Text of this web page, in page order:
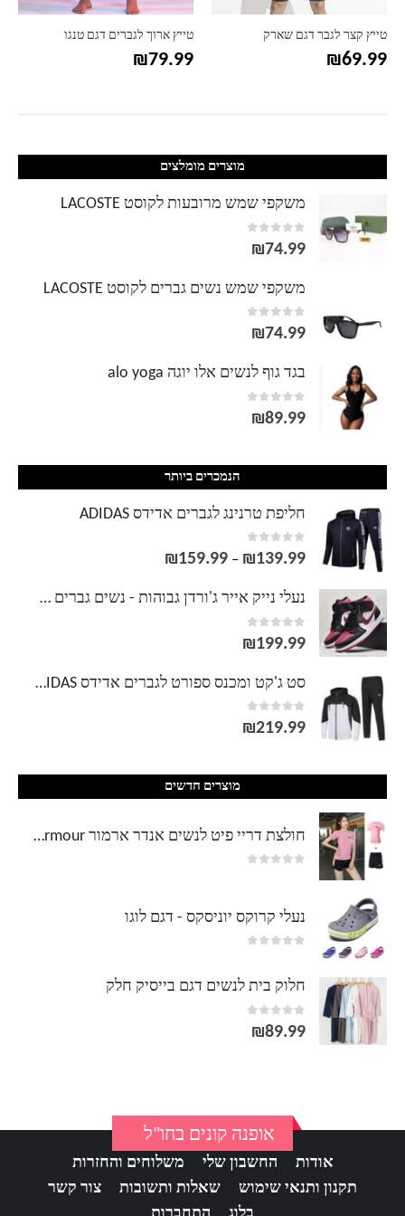
טייץ קצר לגבר דגם שארק
₪69.99
טייץ ארוך לגברים דגם טנגו
₪79.99
מוצרים מומלצים
משקפי שמש מרובעות לקוסט LACOSTE
0
out of 5
₪74.99
משקפי שמש נשים גברים לקוסט LACOSTE
0
out of 5
₪74.99
בגד גוף לנשים אלו יוגה alo yoga
0
out of 5
₪89.99
הנמכרים ביותר
חליפת טרנינג לגברים אדידס ADIDAS
0
out of 5
₪139.99
–
₪159.99
נעלי נייק אייר ג'ורדן גבוהות - נשים גברים NIKE AIR JORDAN
0
out of 5
₪199.99
סט ג'קט ומכנס ספורט לגברים אדידס ADIDAS
0
out of 5
₪219.99
מוצרים חדשים
חולצת דריי פיט לנשים אנדר ארמור Under Armour
נעלי קרוקס יוניסקס - דגם לוגו
חלוק בית לנשים דגם בייסיק חלק
0
out of 5
₪89.99
אופנה קונים בחו"ל
אודות החשבון שלי
משלוחים והחזרות
תקנון ותנאי שימוש
שאלות ותשובות
צור קשר